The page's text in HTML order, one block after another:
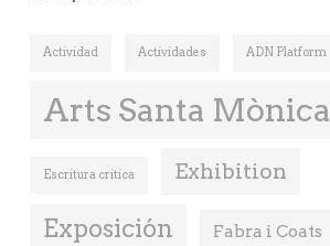
Actividad Actividades ADN Platform
Arts Santa Mònica
Escritura critica Exhibition
Exposición Fabra i Coats